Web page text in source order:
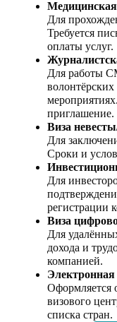
Медицинская
Для
Требуется
оплаты услуг.
Для работы
приглашение.
Виза
Для
Сроки и
Для
регистрации
Виза
Для
дохода и
компанией.
Электронная
Оформляется
визового
списка стран.